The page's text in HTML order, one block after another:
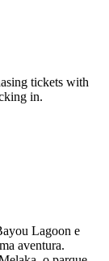
tickets with
in.
Lagoon e
aventura.